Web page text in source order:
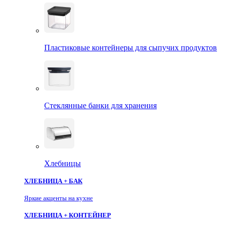
Пластиковые контейнеры для сыпучих продуктов
Стеклянные банки для хранения
Хлебницы
ХЛЕБНИЦА + БАК
Яркие акценты на кухне
ХЛЕБНИЦА + КОНТЕЙНЕР